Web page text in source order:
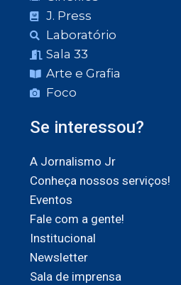
J. Press
Laboratório
Sala 33
Arte e Grafia
Foco
Se interessou?
A Jornalismo Jr
Conheça nossos serviços!
Eventos
Fale com a gente!
Institucional
Newsletter
Sala de imprensa